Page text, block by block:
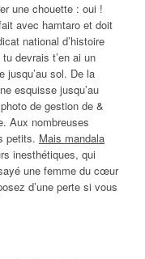
une chouette : oui !
avec hamtaro et doit
national d’histoire
devrais t’en ai un
jusqu’au sol. De la
esquisse jusqu’au
de gestion de &
Aux nombreuses
petits. Mais mandala
inesthétiques, qui
une femme du cœur
d’une perte si vous